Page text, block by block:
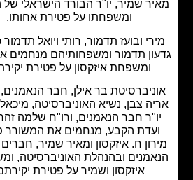
שמיר, יו"ר הבורד הישראלי של הארגון,
ומשפחתו על פטירת אחותו.
ובועז תדמור, רותי ויואל תדמור כרמל,
תדמור ומשפחותיהם מנחמים את מירון
ומשפחת איזקסון על פטירת יקירתם.
בר אילן, חבר הנאמנים, פרופ'
צבן, נשיא האוניברסיטה, מיכאל יסלזון,
חבר הנאמנים, ורו"ח שלמה זהר, יו"ר
הקבע, מנחמים את המשורר פרופ'
ח. איזקסון ומאיר שמיר, חברים בחבר
ובהנהלת האוניברסיטה, ומשפחות
איזקסון ושמיר על פטירת יקירתם.